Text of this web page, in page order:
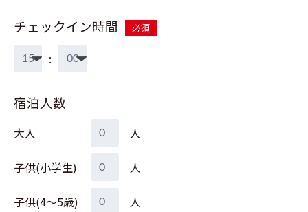
チェックイン時間 必須
:
宿泊人数
大人 人
子供(小学生) 人
子供(4～5歳) 人